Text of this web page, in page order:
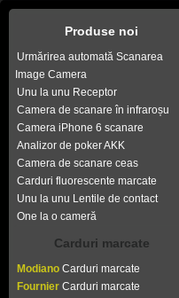
Produse noi
Urmărirea automată Scanarea
Image Camera
Unu la unu Receptor
Camera de scanare în infraroșu
Camera iPhone 6 scanare
Analizor de poker AKK
Camera de scanare ceas
Carduri fluorescente marcate
Unu la unu Lentile de contact
One la o cameră
Carduri marcate
Modiano Carduri marcate
Fournier Carduri marcate